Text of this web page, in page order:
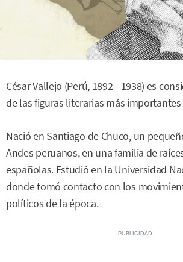
César Vallejo (Perú, 1892 - 1938) es
de las figuras literarias más importantes
Nació en Santiago de Chuco, un
Andes peruanos, en una familia de
españolas. Estudió en la Universidad
donde tomó contacto con los
políticos de la época.